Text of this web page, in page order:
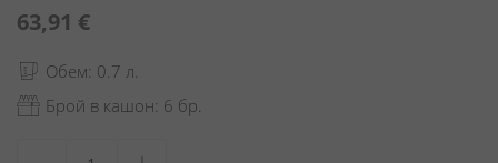
63,91 €
Обем: 0.7 л.
Брой в кашон: 6 бр.